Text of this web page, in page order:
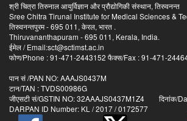
श्री चित्रा तिरुनाल आयुर्विज्ञान और प्रौद्योगिकी संस्थान, तिरुवनन्त
Sree Chitra Tirunal Institute for Medical Sciences &
तिरुवनन्तपुरम - 695 011, केरल, भारत .
Thiruvananthapuram - 695 011, Kerala, India.
ईमेल / Email:sct@sctimst.ac.in
फोण/Phone : 91-471-2443152 फैक्स/Fax : 91-471-
पान सं /PAN NO: AAAJS0437M
टान/TAN : TVDS00986G
जीएसटी सं/GSTIN NO: 32AAAJS0437M1Z4 दिनांक/
DARPAN ID Number: KL / 2017 / 0172577